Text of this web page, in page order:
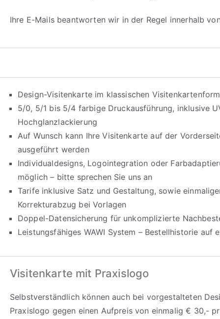
Ihre E-Mails beantworten wir in der Regel innerhalb
Design-Visitenkarte im klassischen
5/0, 5/1 bis 5/4 farbige Druckausführung, inklusive
Hochglanzlackierung
Auf Wunsch kann Ihre Visitenkarte auf der
ausgeführt werden
Individualdesigns, Logointegration oder
möglich – bitte sprechen Sie uns an
Tarife inklusive Satz und Gestaltung, sowie
Korrekturabzug bei Vorlagen
Doppel-Datensicherung für unkomplizierte
Leistungsfähiges WAWI System – Bestellhistorie auf
Visitenkarte mit Praxislogo
Selbstverständlich können auch bei vorgestalteten
Praxislogo gegen einen Aufpreis von einmalig € 30,-